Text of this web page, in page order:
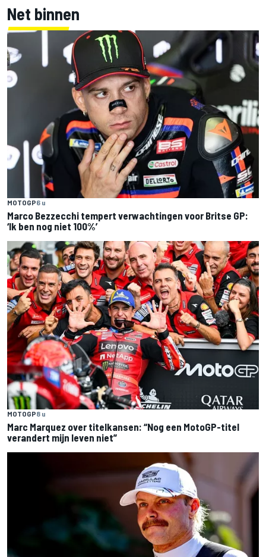
Net binnen
MOTOGP6 u
Marco Bezzecchi tempert verwachtingen voor Britse GP:
‘Ik ben nog niet 100%’
MOTOGP8 u
Marc Marquez over titelkansen: “Nog een MotoGP-titel
verandert mijn leven niet”